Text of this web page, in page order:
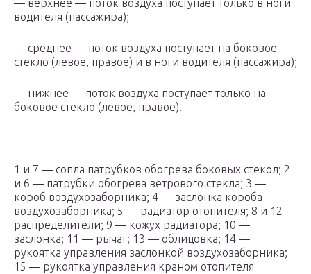
— верхнее — поток воздуха поступает только в ноги
водителя (пассажира);
— среднее — поток воздуха поступает на боковое
стекло (левое, правое) и в ноги водителя (пассажира);
— нижнее — поток воздуха поступает только на
боковое стекло (левое, правое).
1 и 7 — сопла патрубков обогрева боковых стекол; 2
и 6 — патрубки обогрева ветрового стекла; 3 —
короб воздухозаборника; 4 — заслонка короба
воздухозаборника; 5 — радиатор отопителя; 8 и 12 —
распределители; 9 — кожух радиатора; 10 —
заслонка; 11 — рычаг; 13 — облицовка; 14 —
рукоятка управления заслонкой воздухозаборника;
15 — рукоятка управления краном отопителя